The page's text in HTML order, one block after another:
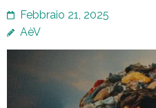
Febbraio 21, 2025
AèV